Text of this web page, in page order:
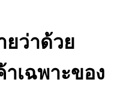
ว่าด้วย
เฉพาะของ